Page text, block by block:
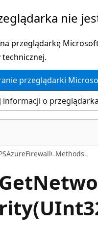
nie
przeglądarkę
przeglądarki
informacji o
Methods
Get